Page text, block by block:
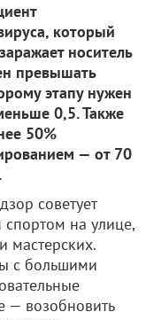
который
носитель
превышать
этапу нужен
0,5. Также
50%
— от 70
советует
спортом на улице,
мастерских.
с большими
— возобновить